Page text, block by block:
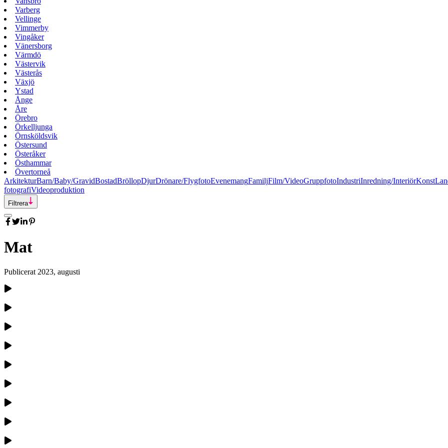
Varberg
Vellinge
Vimmerby
Vingåker
Vänersborg
Värmdö
Västervik
Västerås
Växjö
Ystad
Ånge
Åre
Örebro
Örkelljunga
Örnsköldsvik
Östersund
Österåker
Östhammar
Övertorneå
ArkitekturBarn/Baby/GravidBostadBröllopDjurDrönare/FlygfotoEvenemangFamiljFilm/VideoGruppfotoIndustriInredning/InteriörKonst
fotografiVideoproduktion
Filtrera
Mat
Publicerat 2023, augusti